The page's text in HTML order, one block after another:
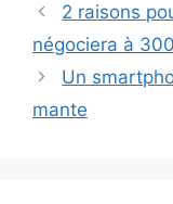
2 raisons
négociera à
Un
mante